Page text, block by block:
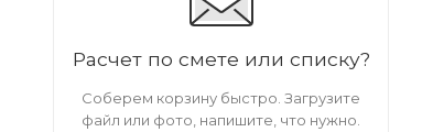
Расчет по смете или списку?
Соберем корзину быстро. Загрузите
файл или фото, напишите, что нужно.